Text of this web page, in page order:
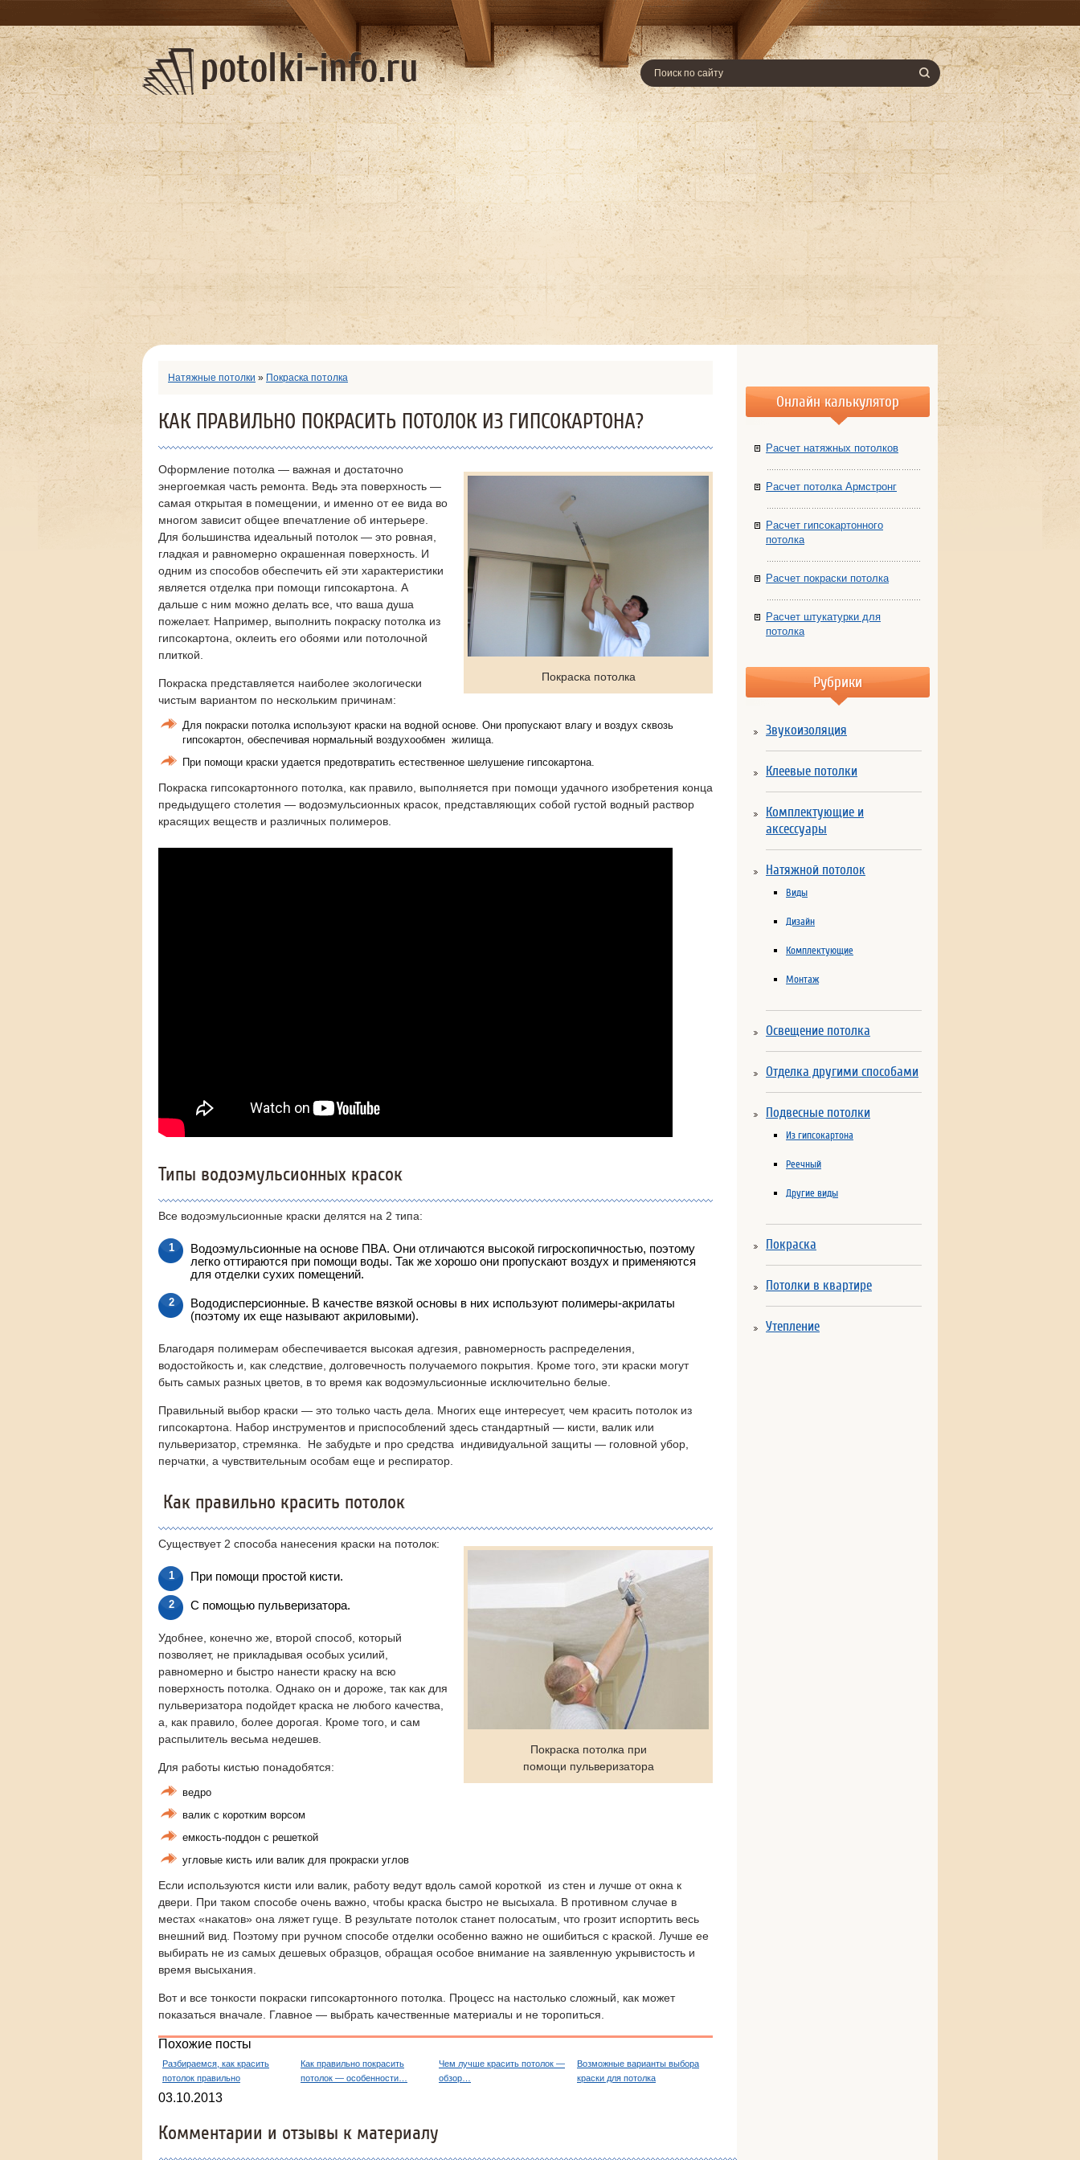
Натяжные потолки » Покраска потолка
КАК ПРАВИЛЬНО ПОКРАСИТЬ ПОТОЛОК ИЗ ГИПСОКАРТОНА?
Покраска потолка
Оформление потолка — важная и достаточно
энергоемкая часть ремонта. Ведь эта поверхность —
самая открытая в помещении, и именно от ее вида во
многом зависит общее впечатление об интерьере.
Для большинства идеальный потолок — это ровная,
гладкая и равномерно окрашенная поверхность. И
одним из способов обеспечить ей эти характеристики
является отделка при помощи гипсокартона. А
дальше с ним можно делать все, что ваша душа
пожелает. Например, выполнить покраску потолка из
гипсокартона, оклеить его обоями или потолочной
плиткой.
Покраска представляется наиболее экологически
чистым вариантом по нескольким причинам:
Для покраски потолка используют краски на водной основе. Они пропускают влагу и воздух сквозь
гипсокартон, обеспечивая нормальный воздухообмен жилища.
При помощи краски удается предотвратить естественное шелушение гипсокартона.
Покраска гипсокартонного потолка, как правило, выполняется при помощи удачного изобретения конца
предыдущего столетия — водоэмульсионных красок, представляющих собой густой водный раствор
красящих веществ и различных полимеров.
Типы водоэмульсионных красок
Все водоэмульсионные краски делятся на 2 типа:
Водоэмульсионные на основе ПВА. Они отличаются высокой гигроскопичностью, поэтому
легко оттираются при помощи воды. Так же хорошо они пропускают воздух и применяются
для отделки сухих помещений.
Вододисперсионные. В качестве вязкой основы в них используют полимеры-акрилаты
(поэтому их еще называют акриловыми).
Благодаря полимерам обеспечивается высокая адгезия, равномерность распределения,
водостойкость и, как следствие, долговечность получаемого покрытия. Кроме того, эти краски могут
быть самых разных цветов, в то время как водоэмульсионные исключительно белые.
Правильный выбор краски — это только часть дела. Многих еще интересует, чем красить потолок из
гипсокартона. Набор инструментов и приспособлений здесь стандартный — кисти, валик или
пульверизатор, стремянка. Не забудьте и про средства индивидуальной защиты — головной убор,
перчатки, а чувствительным особам еще и респиратор.
Как правильно красить потолок
Покраска потолка при
помощи пульверизатора
Существует 2 способа нанесения краски на потолок:
При помощи простой кисти.
С помощью пульверизатора.
Удобнее, конечно же, второй способ, который
позволяет, не прикладывая особых усилий,
равномерно и быстро нанести краску на всю
поверхность потолка. Однако он и дороже, так как для
пульверизатора подойдет краска не любого качества,
а, как правило, более дорогая. Кроме того, и сам
распылитель весьма недешев.
Для работы кистью понадобятся:
ведро
валик с коротким ворсом
емкость-поддон с решеткой
угловые кисть или валик для прокраски углов
Если используются кисти или валик, работу ведут вдоль самой короткой из стен и лучше от окна к
двери. При таком способе очень важно, чтобы краска быстро не высыхала. В противном случае в
местах «накатов» она ляжет гуще. В результате потолок станет полосатым, что грозит испортить весь
внешний вид. Поэтому при ручном способе отделки особенно важно не ошибиться с краской. Лучше ее
выбирать не из самых дешевых образцов, обращая особое внимание на заявленную укрывистость и
время высыхания.
Вот и все тонкости покраски гипсокартонного потолка. Процесс на настолько сложный, как может
показаться вначале. Главное — выбрать качественные материалы и не торопиться.
Похожие посты
Разбираемся, как красить
потолок правильно
Как правильно покрасить
потолок — особенности…
Чем лучше красить потолок —
обзор…
Возможные варианты выбора
краски для потолка
03.10.2013
Комментарии и отзывы к материалу
Онлайн калькулятор
Расчет натяжных потолков
Расчет потолка Армстронг
Расчет гипсокартонного
потолка
Расчет покраски потолка
Расчет штукатурки для
потолка
Рубрики
Звукоизоляция
Клеевые потолки
Комплектующие и
аксессуары
Натяжной потолок
Виды
Дизайн
Комплектующие
Монтаж
Освещение потолка
Отделка другими способами
Подвесные потолки
Из гипсокартона
Реечный
Другие виды
Покраска
Потолки в квартире
Утепление